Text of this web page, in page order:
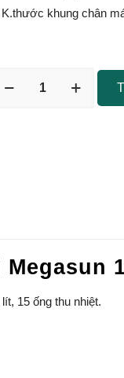
khung chân
15 ống thu nhiệt.